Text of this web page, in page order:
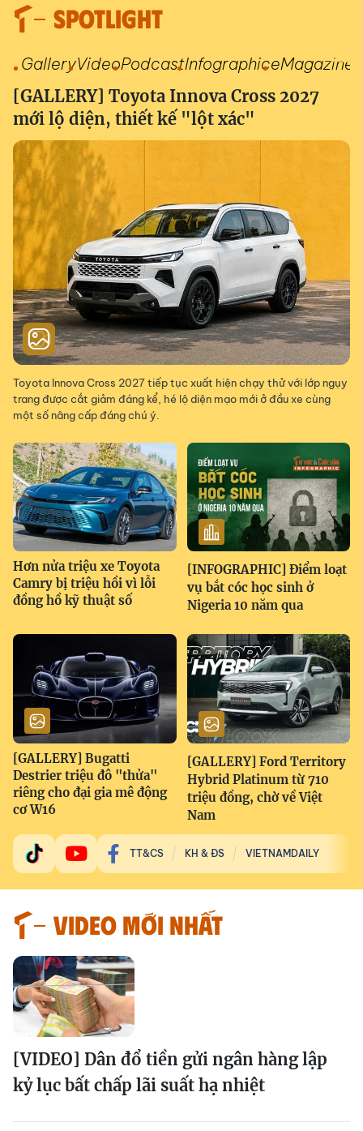
SPOTLIGHT
GalleryVideoPodcastInfographiceMagazine
[GALLERY] Toyota Innova Cross 2027
mới lộ diện, thiết kế "lột xác"
Toyota Innova Cross 2027 tiếp tục xuất hiện chạy thử với lớp ngụy
trang được cắt giảm đáng kể, hé lộ diện mạo mới ở đầu xe cùng
một số nâng cấp đáng chú ý.
Hơn nửa triệu xe Toyota
Camry bị triệu hồi vì lỗi
đồng hồ kỹ thuật số
[INFOGRAPHIC] Điểm loạt
vụ bắt cóc học sinh ở
Nigeria 10 năm qua
[GALLERY] Bugatti
Destrier triệu đô "thửa"
riêng cho đại gia mê động
cơ W16
[GALLERY] Ford Territory
Hybrid Platinum từ 710
triệu đồng, chờ về Việt
Nam
TT&CS KH & ĐS VIETNAMDAILY
VIDEO MỚI NHẤT
[VIDEO] Dân đổ tiền gửi ngân hàng lập
kỷ lục bất chấp lãi suất hạ nhiệt